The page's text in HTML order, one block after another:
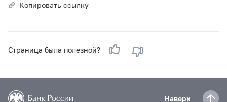
Копировать ссылку
Страница была полезной?
Наверх